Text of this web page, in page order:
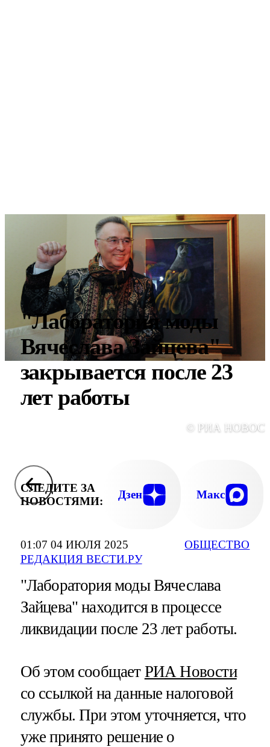
01:07 04 ИЮЛЯ 2025
РЕДАКЦИЯ ВЕСТИ.РУ
ОБЩЕСТВО
"Лаборатория моды
Вячеслава Зайцева"
закрывается после 23
лет работы
© РИА
СЛЕДИТЕ ЗА
НОВОСТЯМИ:
Дзен Макс
"Лаборатория моды Вячеслава
Зайцева" находится в процессе
ликвидации после 23 лет работы.
Об этом сообщает РИА Новости
со ссылкой на данные налоговой
службы. При этом уточняется, что
уже принято решение о